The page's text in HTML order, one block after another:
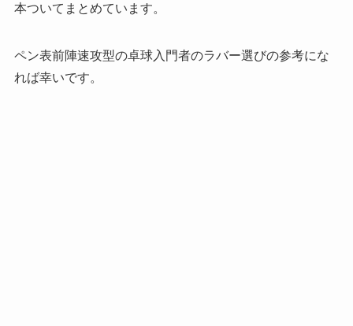
本ついてまとめています。
ペン表前陣速攻型の卓球入門者のラバー選びの参考にな
れば幸いです。